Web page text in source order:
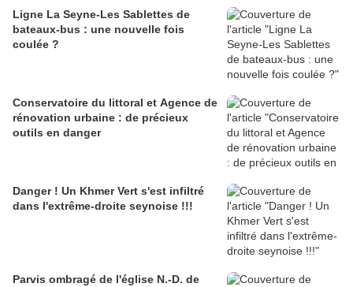
Ligne La Seyne-Les Sablettes de
bateaux-bus : une nouvelle fois
coulée ?
Conservatoire du littoral et Agence de
rénovation urbaine : de précieux
outils en danger
Danger ! Un Khmer Vert s'est infiltré
dans l'extrême-droite seynoise !!!
Parvis ombragé de l'église N.-D. de